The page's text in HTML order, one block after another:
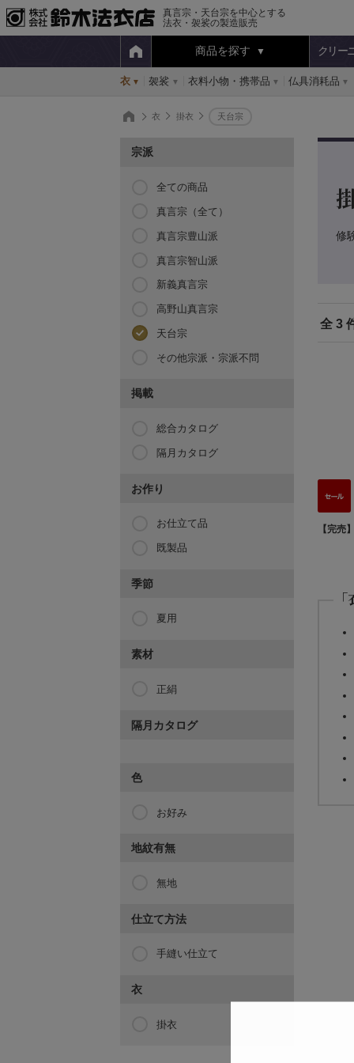
真言宗・天台宗を中心とする
法衣・袈裟の製造販売
商品を探す クリー
衣 袈裟 衣料小物・携帯品 仏具消耗品
衣 掛衣 天台宗
修
全 3
【完売
宗派
全ての商品
真言宗（全て）
真言宗豊山派
真言宗智山派
新義真言宗
高野山真言宗
天台宗
その他宗派・宗派不問
掲載
総合カタログ
隔月カタログ
お作り
お仕立て品
既製品
季節
夏用
素材
正絹
隔月カタログ
色
お好み
地紋有無
無地
仕立て方法
手縫い仕立て
衣
掛衣